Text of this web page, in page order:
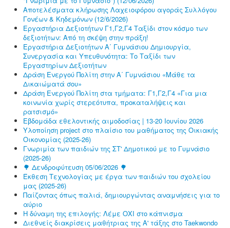
Αποτελέσματα κλήρωσης Λαχειοφόρου αγοράς Συλλόγου
Γονέων & Κηδεμόνων (12/6/2026)
Εργαστήρια Δεξιοτήτων Γ1,Γ2,Γ4 Ταξίδι στον κόσμο των
δεξιοτήτων: Από τη σκέψη στην πράξη!
Εργαστήρια Δεξιοτήτων Α΄ Γυμνάσιου Δημιουργία,
Συνεργασία και Υπευθυνότητα: Το Ταξίδι των
Εργαστηρίων Δεξιοτήτων
Δράση Ενεργού Πολίτη στην Α΄ Γυμνάσιου «Μάθε τα
Δικαιώματά σου»
Δράση Ενεργού Πολίτη στα τμήματα: Γ1,Γ2,Γ4 «Για μια
κοινωνία χωρίς στερεότυπα, προκαταλήψεις και
ρατσισμό»
Εβδομάδα εθελοντικής αιμοδοσίας | 13-20 Ιουνίου 2026
Υλοποίηση project στο πλαίσιο του μαθήματος της Οικιακής
Οικονομίας (2025-26)
Γνωριμία των παιδιών της ΣΤ' Δημοτικού με το Γυμνάσιο
(2025-26)
🌳 Δενδροφύτευση 05/06/2026 🌳
Έκθεση Τεχνολογίας με έργα των παιδιών του σχολείου
μας (2025-26)
Παίζοντας όπως παλιά, δημιουργώντας αναμνήσεις για το
αύριο
Η δύναμη της επιλογής: Λέμε ΟΧΙ στο κάπνισμα
Διεθνείς διακρίσεις μαθήτριας της Α' τάξης στο Taekwondo